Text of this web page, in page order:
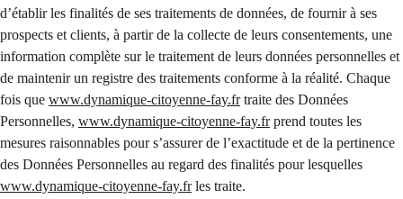
d’établir les finalités de ses traitements de données, de fournir à ses
prospects et clients, à partir de la collecte de leurs consentements, une
information complète sur le traitement de leurs données personnelles et
de maintenir un registre des traitements conforme à la réalité. Chaque
fois que www.dynamique-citoyenne-fay.frtraite des Données
Personnelles, www.dynamique-citoyenne-fay.frprend toutes les
mesures raisonnables pour s’assurer de l’exactitude et de la pertinence
des Données Personnelles au regard des finalités pour lesquelles
www.dynamique-citoyenne-fay.frles traite.